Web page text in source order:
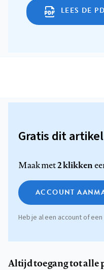
LEES DE
Gratis dit
Maak met2 klikken
ACCOUNT
Heb je al een account of
Altijd toegang tot alle